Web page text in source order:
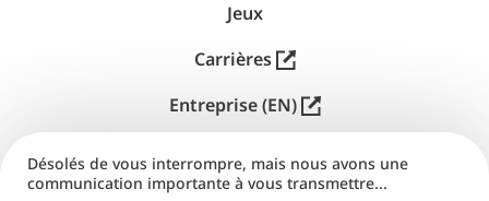
Jeux
Carrières
Entreprise (EN)
Distribution (EN)
Désolés de vous interrompre, mais nous avons une
communication importante à vous transmettre...